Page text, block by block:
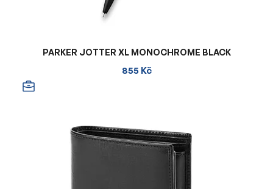
PARKER JOTTER XL MONOCHROME BLACK
855 Kč